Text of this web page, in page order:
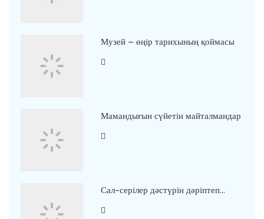
Музей – өңір тарихының қоймасы
Мамандығын сүйетін майталмандар
Сал-серілер дәстүрін дәріптеп…